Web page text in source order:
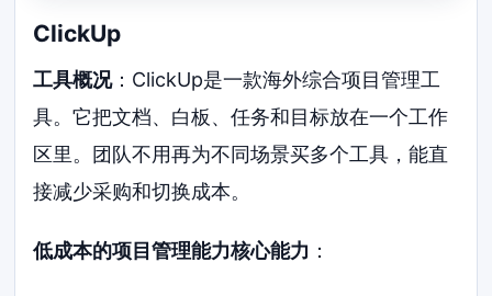
ClickUp
工具概况：ClickUp是一款海外综合项目管理工
具。它把文档、白板、任务和目标放在一个工作
区里。团队不用再为不同场景买多个工具，能直
接减少采购和切换成本。
低成本的项目管理能力核心能力 ：